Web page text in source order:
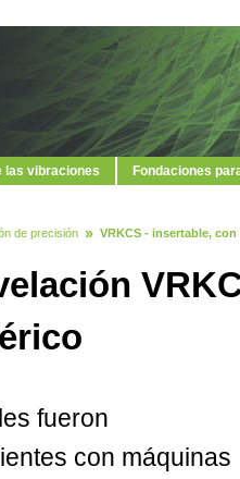
las vibraciones Fondaciones
de precisión VRKCS - insertable,
fueron
con máquinas